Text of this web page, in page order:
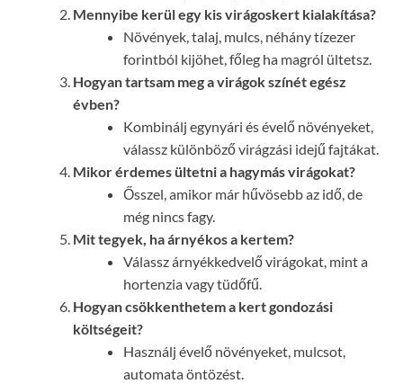
Mennyibe kerül egy kis virágoskert kialakítása?
Növények, talaj, mulcs, néhány tízezer
forintból kijöhet, főleg ha magról ültetsz.
Hogyan tartsam meg a virágok színét egész
évben?
Kombinálj egynyári és évelő növényeket,
válassz különböző virágzási idejű fajtákat.
Mikor érdemes ültetni a hagymás virágokat?
Ősszel, amikor már hűvösebb az idő, de
még nincs fagy.
Mit tegyek, ha árnyékos a kertem?
Válassz árnyékkedvelő virágokat, mint a
hortenzia vagy tüdőfű.
Hogyan csökkenthetem a kert gondozási
költségeit?
Használj évelő növényeket, mulcsot,
automata öntözést.